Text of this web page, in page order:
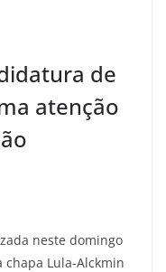
de
atenção
neste domingo
chapa Lula-Alckmin